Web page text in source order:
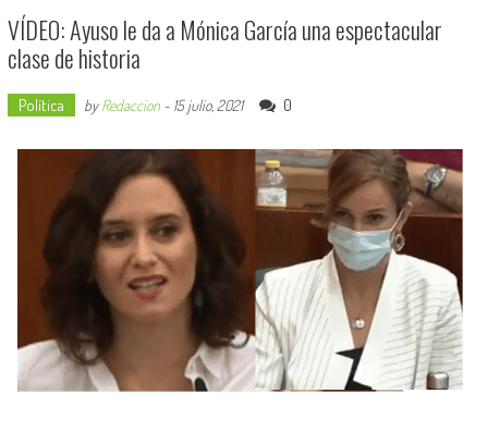
VÍDEO: Ayuso le da a Mónica García una espectacular
clase de historia
Política byRedaccion- 15 julio, 2021 0